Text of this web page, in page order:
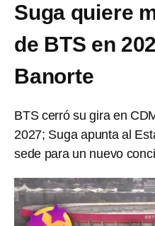
Suga quiere
de BTS en
Banorte
BTS cerró su gira en
2027; Suga apunta al
sede para un nuevo